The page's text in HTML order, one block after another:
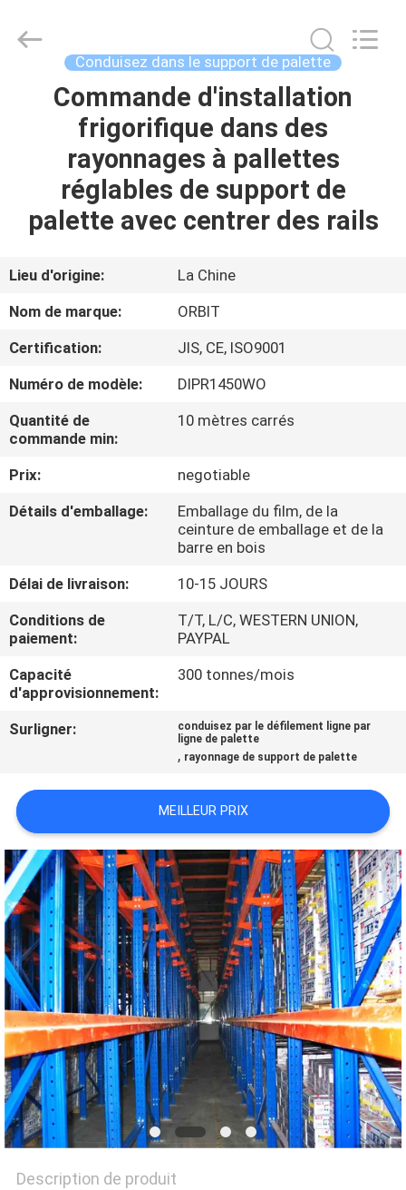
MAISON
PRODUITS
AU
SUJET
DE
NOUS
VISITE
D'USINE
CONTRÔLE
DE
QUALITÉ
CONTACTEZ-
CAS
DU
SITE
PRIVACY
POLICY
ORBIT
Metal
Conduisez dans le support de palette
Commande d'installation
frigorifique dans des
rayonnages à pallettes
réglables de support de
palette avec centrer des rails
Lieu d'origine:
La Chine
Nom de marque:
ORBIT
Certification:
JIS, CE, ISO9001
Numéro de modèle:
DIPR1450WO
Quantité de
commande min:
10 mètres carrés
Prix:
negotiable
Détails d'emballage:
Emballage du film, de la
ceinture de emballage et de la
barre en bois
Délai de livraison:
10-15 JOURS
Conditions de
paiement:
T/T, L/C, WESTERN UNION,
PAYPAL
Capacité
d'approvisionnement:
300 tonnes/mois
Surligner:
conduisez par le défilement ligne par
ligne de palette
, rayonnage de support de palette
MEILLEUR PRIX
Description de produit